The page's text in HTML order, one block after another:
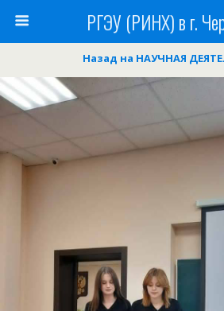
РГЭУ (РИНХ) в г.
Назад на НАУЧНАЯ